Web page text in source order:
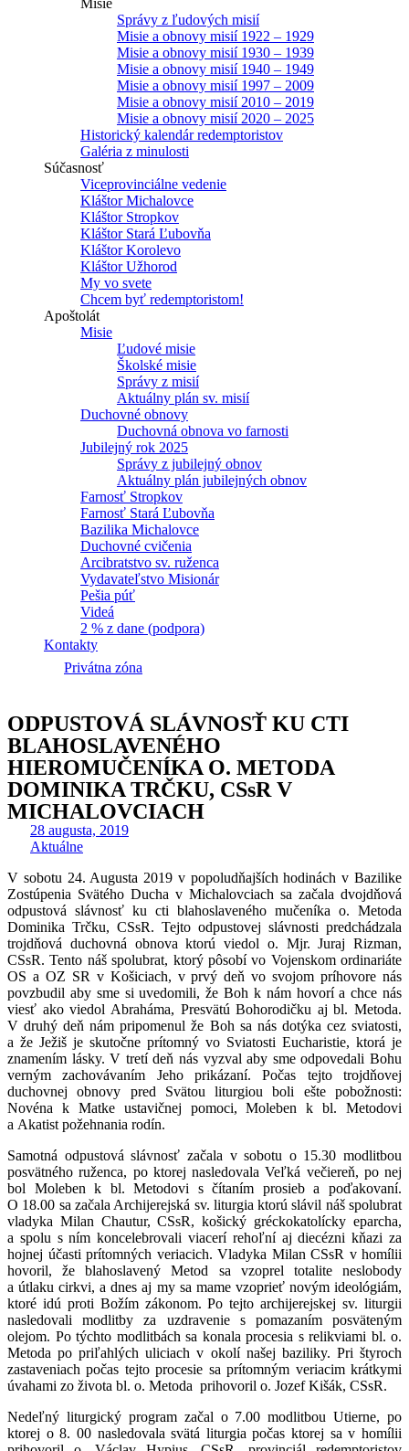
Misie
Správy z ľudových misií
Misie a obnovy misií 1922 – 1929
Misie a obnovy misií 1930 – 1939
Misie a obnovy misií 1940 – 1949
Misie a obnovy misií 1997 – 2009
Misie a obnovy misií 2010 – 2019
Misie a obnovy misií 2020 – 2025
Historický kalendár redemptoristov
Galéria z minulosti
Súčasnosť
Viceprovinciálne vedenie
Kláštor Michalovce
Kláštor Stropkov
Kláštor Stará Ľubovňa
Kláštor Korolevo
Kláštor Užhorod
My vo svete
Chcem byť redemptoristom!
Apoštolát
Misie
Ľudové misie
Školské misie
Správy z misií
Aktuálny plán sv. misií
Duchovné obnovy
Duchovná obnova vo farnosti
Jubilejný rok 2025
Správy z jubilejný obnov
Aktuálny plán jubilejných obnov
Farnosť Stropkov
Farnosť Stará Ľubovňa
Bazilika Michalovce
Duchovné cvičenia
Arcibratstvo sv. ruženca
Vydavateľstvo Misionár
Pešia púť
Videá
2 % z dane (podpora)
Kontakty
Privátna zóna
ODPUSTOVÁ SLÁVNOSŤ KU CTI
BLAHOSLAVENÉHO
HIEROMUČENÍKA O. METODA
DOMINIKA TRČKU, CSsR V
MICHALOVCIACH
28 augusta, 2019
Aktuálne
V sobotu 24. Augusta 2019 v popoludňajších hodinách v Bazilike
Zostúpenia Svätého Ducha v Michalovciach sa začala dvojdňová
odpustová slávnosť ku cti blahoslaveného mučeníka o. Metoda
Dominika Trčku, CSsR. Tejto odpustovej slávnosti predchádzala
trojdňová duchovná obnova ktorú viedol o. Mjr. Juraj Rizman,
CSsR. Tento náš spolubrat, ktorý pôsobí vo Vojenskom ordinariáte
OS a OZ SR v Košiciach, v prvý deň vo svojom príhovore nás
povzbudil aby sme si uvedomili, že Boh k nám hovorí a chce nás
viesť ako viedol Abraháma, Presvätú Bohorodičku aj bl. Metoda.
V druhý deň nám pripomenul že Boh sa nás dotýka cez sviatosti,
a že Ježiš je skutočne prítomný vo Sviatosti Eucharistie, ktorá je
znamením lásky. V tretí deň nás vyzval aby sme odpovedali Bohu
verným zachovávaním Jeho prikázaní. Počas tejto trojdňovej
duchovnej obnovy pred Svätou liturgiou boli ešte pobožnosti:
Novéna k Matke ustavičnej pomoci, Moleben k bl. Metodovi
a Akatist požehnania rodín.
Samotná odpustová slávnosť začala v sobotu o 15.30 modlitbou
posvätného ruženca, po ktorej nasledovala Veľká večiereň, po nej
bol Moleben k bl. Metodovi s čítaním prosieb a poďakovaní.
O 18.00 sa začala Archijerejská sv. liturgia ktorú slávil náš spolubrat
vladyka Milan Chautur, CSsR, košický gréckokatolícky eparcha,
a spolu s ním koncelebrovali viacerí rehoľní aj diecézni kňazi za
hojnej účasti prítomných veriacich. Vladyka Milan CSsR v homílii
hovoril, že blahoslavený Metod sa vzoprel totalite neslobody
a útlaku cirkvi, a dnes aj my sa mame vzoprieť novým ideológiám,
ktoré idú proti Božím zákonom. Po tejto archijerejskej sv. liturgii
nasledovali modlitby za uzdravenie s pomazaním posväteným
olejom. Po týchto modlitbách sa konala procesia s relikviami bl. o.
Metoda po priľahlých uliciach v okolí našej baziliky. Pri štyroch
zastaveniach počas tejto procesie sa prítomným veriacim krátkymi
úvahami zo života bl. o. Metoda prihovoril o. Jozef Kišák, CSsR.
Nedeľný liturgický program začal o 7.00 modlitbou Utierne, po
ktorej o 8. 00 nasledovala svätá liturgia počas ktorej sa v homílii